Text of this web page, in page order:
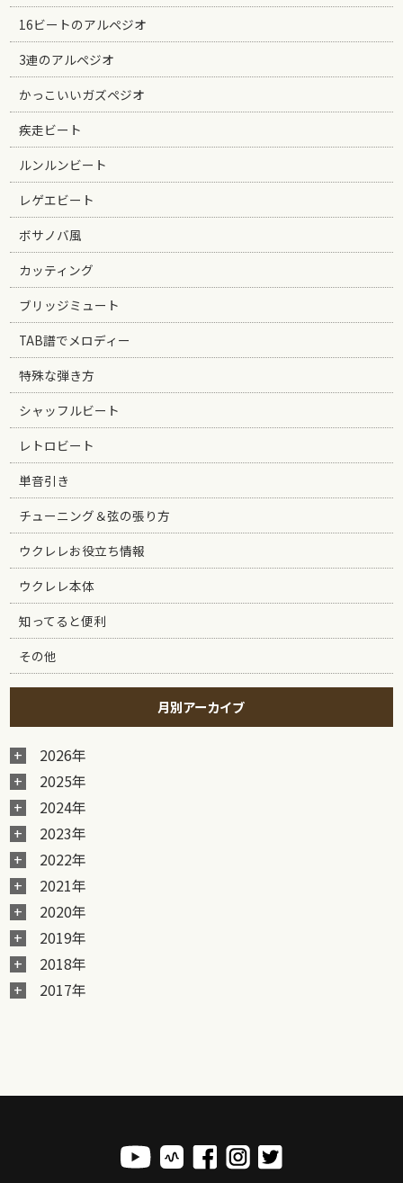
16ビートのアルペジオ
3連のアルペジオ
かっこいいガズペジオ
疾走ビート
ルンルンビート
レゲエビート
ボサノバ風
カッティング
ブリッジミュート
TAB譜でメロディー
特殊な弾き方
シャッフルビート
レトロビート
単音引き
チューニング＆弦の張り方
ウクレレお役立ち情報
ウクレレ本体
知ってると便利
その他
月別アーカイブ
2026年
2025年
2024年
2023年
2022年
2021年
2020年
2019年
2018年
2017年